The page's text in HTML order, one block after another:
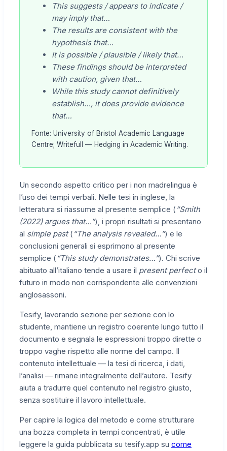
This suggests / appears to indicate /
may imply that…
The results are consistent with the
hypothesis that…
It is possible / plausible / likely that…
These findings should be interpreted
with caution, given that…
While this study cannot definitively
establish…, it does provide evidence
that…
Fonte: University of Bristol Academic Language
Centre; Writefull — Hedging in Academic Writing.
Un secondo aspetto critico per i non madrelingua è
l’uso dei tempi verbali. Nelle tesi in inglese, la
letteratura si riassume al presente semplice ( “Smith
(2022) argues that…”), i propri risultati si presentano
al simple past( “The analysis revealed…”) e le
conclusioni generali si esprimono al presente
semplice ( “This study demonstrates…”). Chi scrive
abituato all’italiano tende a usare il present perfecto il
futuro in modo non corrispondente alle convenzioni
anglosassoni.
Tesify, lavorando sezione per sezione con lo
studente, mantiene un registro coerente lungo tutto il
documento e segnala le espressioni troppo dirette o
troppo vaghe rispetto alle norme del campo. Il
contenuto intellettuale — la tesi di ricerca, i dati,
l’analisi — rimane integralmente dell’autore. Tesify
aiuta a tradurre quel contenuto nel registro giusto,
senza sostituire il lavoro intellettuale.
Per capire la logica del metodo e come strutturare
una bozza completa in tempi concentrati, è utile
leggere la guida pubblicata su tesify.app su come